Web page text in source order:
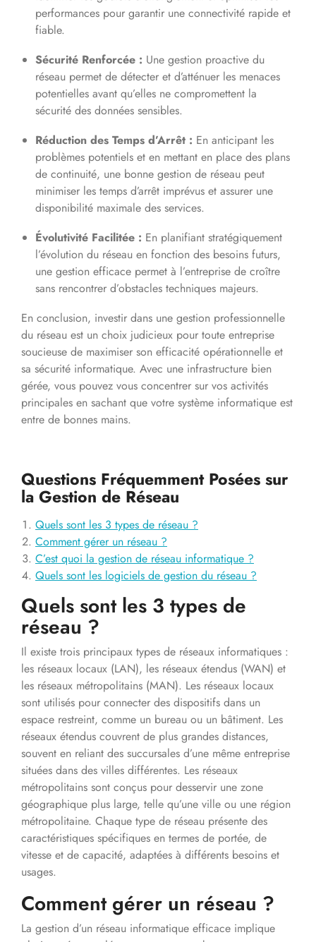
performances pour garantir une connectivité rapide et
fiable.
Sécurité Renforcée : Une gestion proactive du
réseau permet de détecter et d’atténuer les menaces
potentielles avant qu’elles ne compromettent la
sécurité des données sensibles.
Réduction des Temps d’Arrêt : En anticipant les
problèmes potentiels et en mettant en place des plans
de continuité, une bonne gestion de réseau peut
minimiser les temps d’arrêt imprévus et assurer une
disponibilité maximale des services.
Évolutivité Facilitée : En planifiant stratégiquement
l’évolution du réseau en fonction des besoins futurs,
une gestion efficace permet à l’entreprise de croître
sans rencontrer d’obstacles techniques majeurs.
En conclusion, investir dans une gestion professionnelle
du réseau est un choix judicieux pour toute entreprise
soucieuse de maximiser son efficacité opérationnelle et
sa sécurité informatique. Avec une infrastructure bien
gérée, vous pouvez vous concentrer sur vos activités
principales en sachant que votre système informatique est
entre de bonnes mains.
Questions Fréquemment Posées sur
la Gestion de Réseau
Quels sont les 3 types de réseau ?
Comment gérer un réseau ?
C’est quoi la gestion de réseau informatique ?
Quels sont les logiciels de gestion du réseau ?
Quels sont les 3 types de
réseau ?
Il existe trois principaux types de réseaux informatiques :
les réseaux locaux (LAN), les réseaux étendus (WAN) et
les réseaux métropolitains (MAN). Les réseaux locaux
sont utilisés pour connecter des dispositifs dans un
espace restreint, comme un bureau ou un bâtiment. Les
réseaux étendus couvrent de plus grandes distances,
souvent en reliant des succursales d’une même entreprise
situées dans des villes différentes. Les réseaux
métropolitains sont conçus pour desservir une zone
géographique plus large, telle qu’une ville ou une région
métropolitaine. Chaque type de réseau présente des
caractéristiques spécifiques en termes de portée, de
vitesse et de capacité, adaptées à différents besoins et
usages.
Comment gérer un réseau ?
La gestion d’un réseau informatique efficace implique